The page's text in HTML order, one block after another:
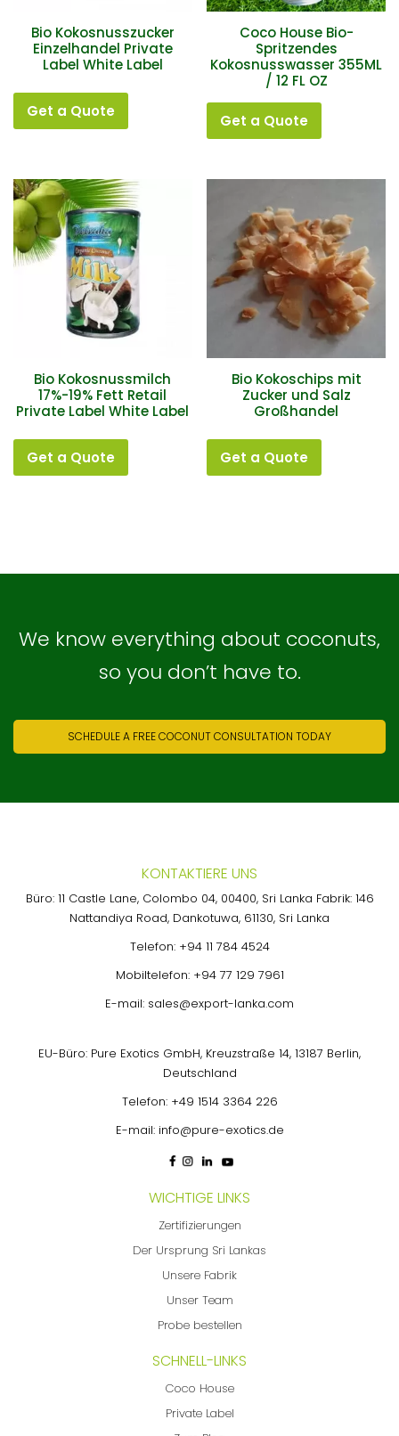
Bio Kokosnusszucker
Einzelhandel Private
Label White Label
Get a Quote
Coco House Bio-
Spritzendes
Kokosnusswasser 355ML
/ 12 FL OZ
Get a Quote
Bio Kokosnussmilch
17%-19% Fett Retail
Private Label White Label
Get a Quote
Bio Kokoschips mit
Zucker und Salz
Großhandel
Get a Quote
We know everything about coconuts,
so you don’t have to.
SCHEDULE A FREE COCONUT CONSULTATION TODAY
KONTAKTIERE UNS
Büro: 11 Castle Lane, Colombo 04, 00400, Sri Lanka Fabrik: 146
Nattandiya Road, Dankotuwa, 61130, Sri Lanka
Telefon: +94 11 784 4524
Mobiltelefon: +94 77 129 7961
E-mail: sales@export-lanka.com
EU-Büro: Pure Exotics GmbH, Kreuzstraße 14, 13187 Berlin,
Deutschland
Telefon: +49 1514 3364 226
E-mail: info@pure-exotics.de
WICHTIGE LINKS
Zertifizierungen
Der Ursprung Sri Lankas
Unsere Fabrik
Unser Team
Probe bestellen
SCHNELL-LINKS
Coco House
Private Label